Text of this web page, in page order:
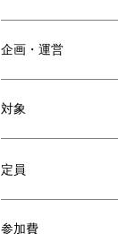
企画・運営
対象
定員
参加費